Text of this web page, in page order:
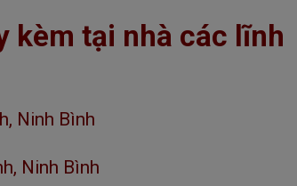
kèm tại nhà các lĩnh
Ninh Bình
Ninh Bình